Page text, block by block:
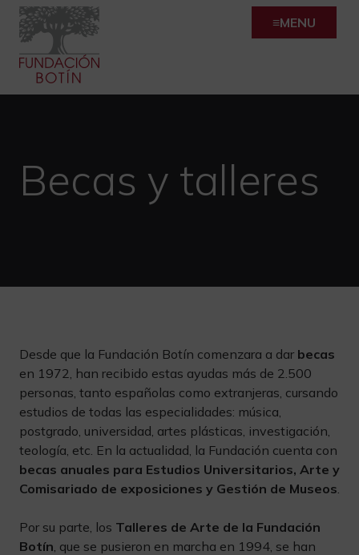
Skip
content
MENU
Becas y talleres
Desde que la Fundación Botín comenzara a dar becas
en 1972, han recibido estas ayudas más de 2.500
personas, tanto españolas como extranjeras, cursando
estudios de todas las especialidades: música,
postgrado, universidad, artes plásticas, investigación,
teología, etc. En la actualidad, la Fundación cuenta con
becas anuales para Estudios Universitarios, Arte y
Comisariado de exposiciones y Gestión de Museos.
Por su parte, los Talleres de Arte de la Fundación
Botín, que se pusieron en marcha en 1994, se han